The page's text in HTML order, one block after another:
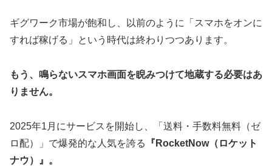
ギグワーク市場が飽和し、以前のように「スマホをオンに
すれば稼げる」という時代は終わりつつあります。
もう、鳴らないスマホ画面を睨みつけて地蔵する必要はあ
りません。
2025年1月にサービスを開始し、「送料・手数料無料（ゼ
ロ配）」で爆発的な人気を誇る
『RocketNow（ロケット
ナウ）』。